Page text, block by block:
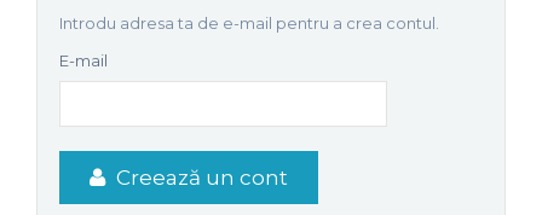
Introdu adresa ta de e-mail pentru a crea contul.
E-mail
Creează un cont